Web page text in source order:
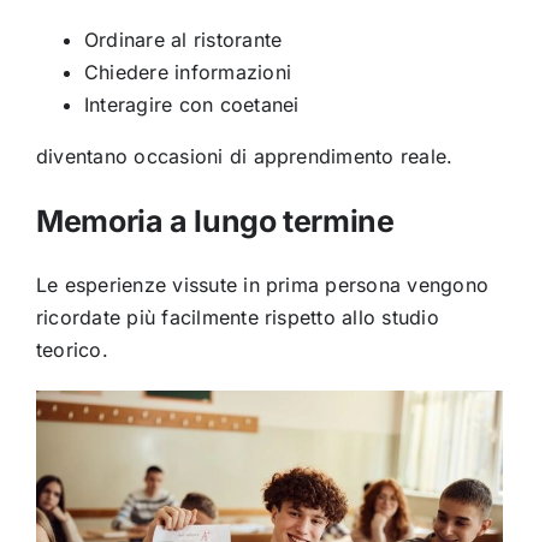
Ordinare al ristorante
Chiedere informazioni
Interagire con coetanei
diventano occasioni di apprendimento reale.
Memoria a lungo termine
Le esperienze vissute in prima persona vengono
ricordate più facilmente rispetto allo studio
teorico.